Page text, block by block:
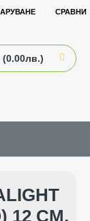
СРАВНИ
(0.00лв.)
12 СМ,